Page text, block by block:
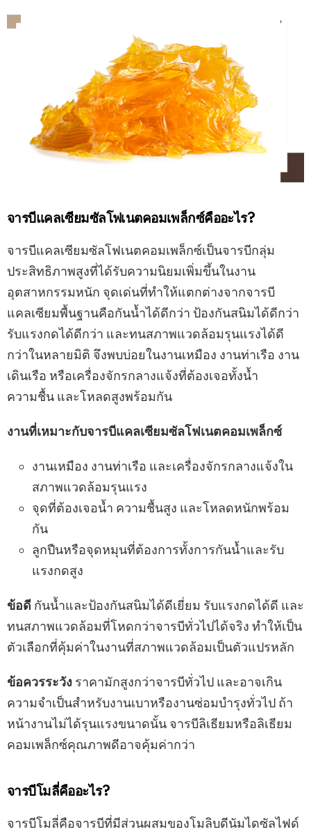
จารบีแคลเซียมซัลโฟเนตคอมเพล็กซ์คืออะไร?
จารบีแคลเซียมซัลโฟเนตคอมเพล็กซ์เป็นจารบีกลุ่ม
ประสิทธิภาพสูงที่ได้รับความนิยมเพิ่มขึ้นในงาน
อุตสาหกรรมหนัก จุดเด่นที่ทำให้แตกต่างจากจารบี
แคลเซียมพื้นฐานคือกันน้ำได้ดีกว่า ป้องกันสนิมได้ดีกว่า
รับแรงกดได้ดีกว่า และทนสภาพแวดล้อมรุนแรงได้ดี
กว่าในหลายมิติ จึงพบบ่อยในงานเหมือง งานท่าเรือ งาน
เดินเรือ หรือเครื่องจักรกลางแจ้งที่ต้องเจอทั้งน้ำ
ความชื้น และโหลดสูงพร้อมกัน
งานที่เหมาะกับจารบีแคลเซียมซัลโฟเนตคอมเพล็กซ์
งานเหมือง งานท่าเรือ และเครื่องจักรกลางแจ้งใน
สภาพแวดล้อมรุนแรง
จุดที่ต้องเจอน้ำ ความชื้นสูง และโหลดหนักพร้อม
กัน
ลูกปืนหรือจุดหมุนที่ต้องการทั้งการกันน้ำและรับ
แรงกดสูง
ข้อดี กันน้ำและป้องกันสนิมได้ดีเยี่ยม รับแรงกดได้ดี และ
ทนสภาพแวดล้อมที่โหดกว่าจารบีทั่วไปได้จริง ทำให้เป็น
ตัวเลือกที่คุ้มค่าในงานที่สภาพแวดล้อมเป็นตัวแปรหลัก
ข้อควรระวัง ราคามักสูงกว่าจารบีทั่วไป และอาจเกิน
ความจำเป็นสำหรับงานเบาหรืองานซ่อมบำรุงทั่วไป ถ้า
หน้างานไม่ได้รุนแรงขนาดนั้น จารบีลิเธียมหรือลิเธียม
คอมเพล็กซ์คุณภาพดีอาจคุ้มค่ากว่า
จารบีโมลี่คืออะไร?
จารบีโมลี่คือจารบีที่มีส่วนผสมของโมลิบดีนัมไดซัลไฟด์